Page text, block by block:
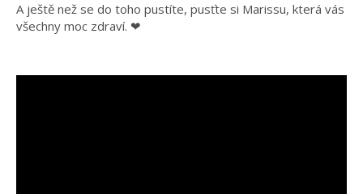
A ještě než se do toho pustíte, pusťte si Marissu, která vás
všechny moc zdraví. ❤